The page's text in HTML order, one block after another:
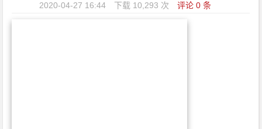
2020-04-27 16:44 下载 10,293 次 评论 0 条